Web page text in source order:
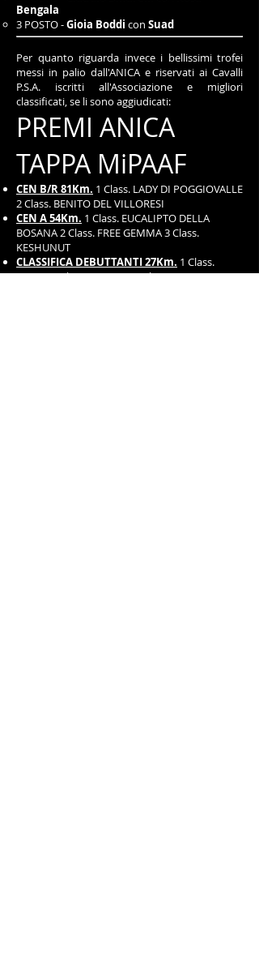
Bengala
3 POSTO -Gioia Boddi con Suad
Per quanto riguarda invece i bellissimi trofei
messi in palio dall'ANICA e riservati ai Cavalli
P.S.A. iscritti all'Associazione e migliori
classificati, se li sono aggiudicati:
PREMI ANICA
TAPPA MiPAAF
CEN B/R 81Km. 1 Class. LADY DI POGGIOVALLE
2 Class. BENITO DEL VILLORESI
CEN A 54Km. 1 Class. EUCALIPTO DELLA
BOSANA 2 Class. FREE GEMMA 3 Class.
KESHUNUT
CLASSIFICA DEBUTTANTI 27Km. 1 Class.
TELMA 2 Class. KIMBLEY 3 Class. TORNADO